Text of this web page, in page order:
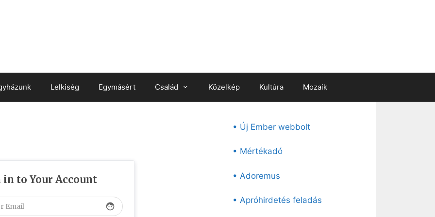
Lelkiség Egymásért Család Közelkép Kultúra Mozaik
in to Your Account
face
• Új Ember webbolt
• Mértékadó
• Adoremus
• Apróhirdetés feladás